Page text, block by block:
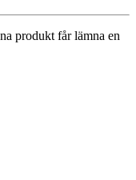
produkt får lämna en